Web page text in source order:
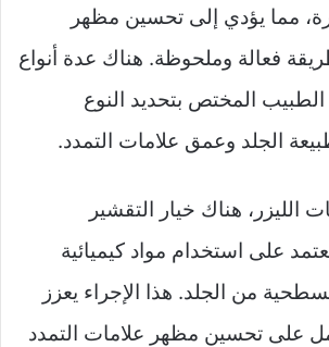
مما يؤدي إلى تحسين مظهر
فعالة وملحوظة. هناك عدة أنواع
الطبيب المختص بتحديد النوع
الجلد وعمق علامات التمدد.
الليزر، هناك خيار التقشير
على استخدام مواد كيميائية
من الجلد. هذا الإجراء يعزز
على تحسين مظهر علامات التمدد